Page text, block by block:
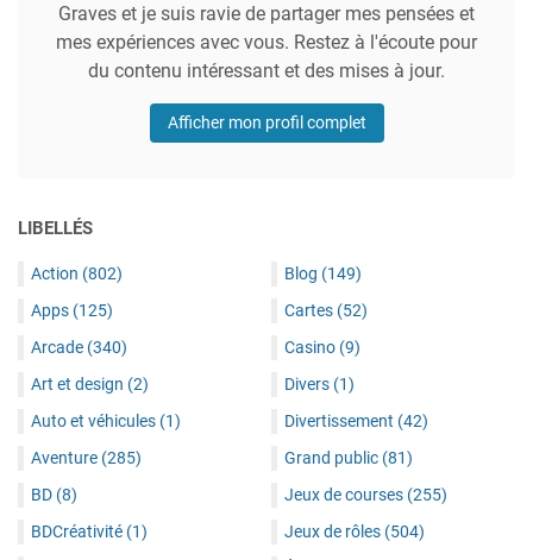
Graves et je suis ravie de partager mes pensées et
mes expériences avec vous. Restez à l'écoute pour
du contenu intéressant et des mises à jour.
Afficher mon profil complet
LIBELLÉS
Action (802)
Apps (125)
Arcade (340)
Art et design (2)
Auto et véhicules (1)
Aventure (285)
BD (8)
BDCréativité (1)
Blog (149)
Cartes (52)
Casino (9)
Divers (1)
Divertissement (42)
Grand public (81)
Jeux de courses (255)
Jeux de rôles (504)